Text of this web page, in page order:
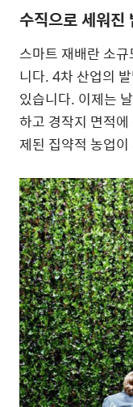
수직으로 세워진
스마트 재배란 소
니다. 4차 산업의
있습니다. 이제는
하고 경작지 면적
제된 집약적 농업